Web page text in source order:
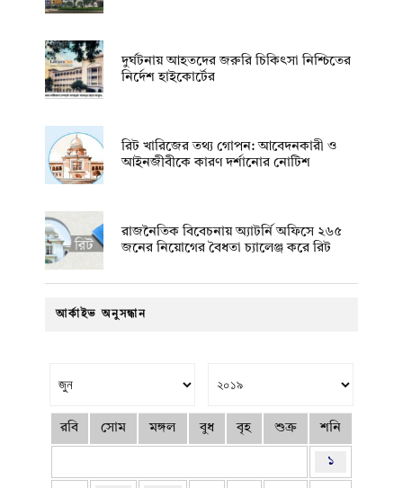
দুর্ঘটনায় আহতদের জরুরি চিকিৎসা নিশ্চিতের
নির্দেশ হাইকোর্টের
রিট খারিজের তথ্য গোপন: আবেদনকারী ও
আইনজীবীকে কারণ দর্শানোর নোটিশ
রাজনৈতিক বিবেচনায় অ‍্যাটর্নি অফিসে ২৬৫
জনের নিয়োগের বৈধতা চ্যালেঞ্জ করে রিট
আর্কাইভ অনুসন্ধান
রবি সোম মঙ্গল বুধ বৃহ শুক্র শনি
১